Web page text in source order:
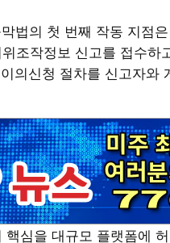
법의 첫 번째 작동 지점
조작정보 신고를 접수
의신청 절차를 신고자와
심을 대규모 플랫폼에